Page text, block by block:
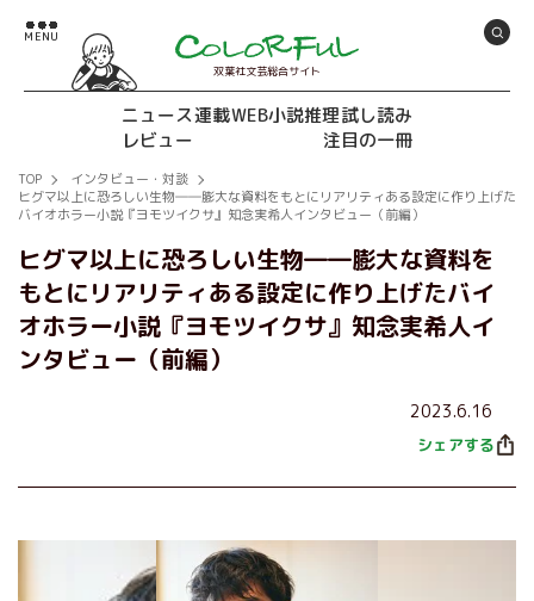
双葉社文芸総合サイト
ニュース連載WEB小説推理試し読み
レビュー
注目の一冊
TOP
インタビュー・対談
ヒグマ以上に恐ろしい生物――膨大な資料をもとにリアリティある設定に作り上げた
バイオホラー小説『ヨモツイクサ』知念実希人インタビュー（前編）
ヒグマ以上に恐ろしい生物――膨大な資料を
もとにリアリティある設定に作り上げたバイ
オホラー小説『ヨモツイクサ』知念実希人イ
ンタビュー（前編）
2023.6.16
シェアする